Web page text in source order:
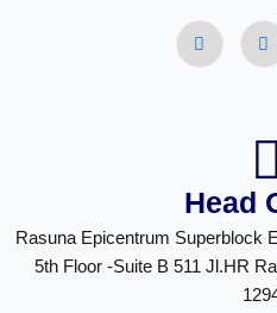
Head
Rasuna Epicentrum Superblock
5th Floor -Suite B 511 Jl.HR